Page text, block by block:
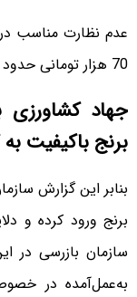
70 هزار تومانی حدود 200 هزار تومان به دست مردم می‌رسد.
جهاد کشاورزی
برنج باکیفیت
بنابر این گزارش
برنج ورود کرده و
سازمان بازرسی در
به‌عمل‌آمده در